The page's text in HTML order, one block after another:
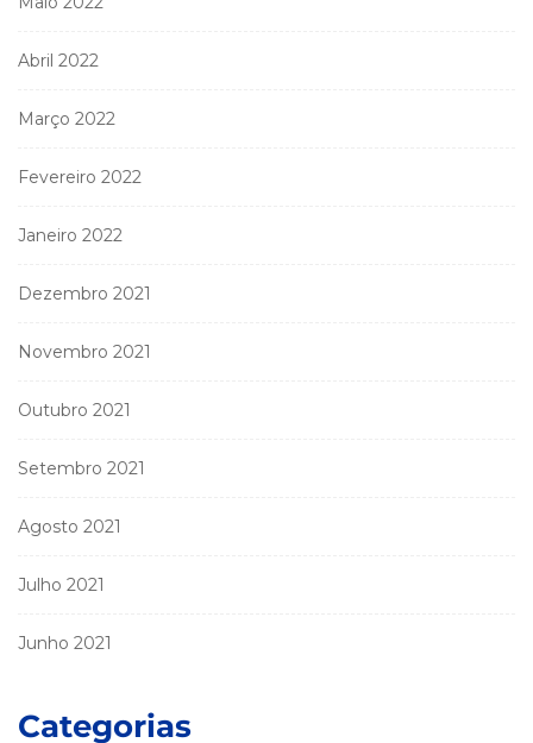
Abril 2022
Março 2022
Fevereiro 2022
Janeiro 2022
Dezembro 2021
Novembro 2021
Outubro 2021
Setembro 2021
Agosto 2021
Julho 2021
Junho 2021
Categorias